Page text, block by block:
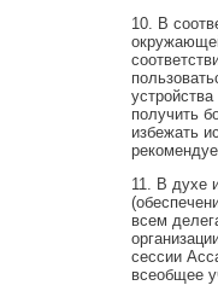
10. В
получить
избежать
11. В духе
всем
сессии
всеобщее